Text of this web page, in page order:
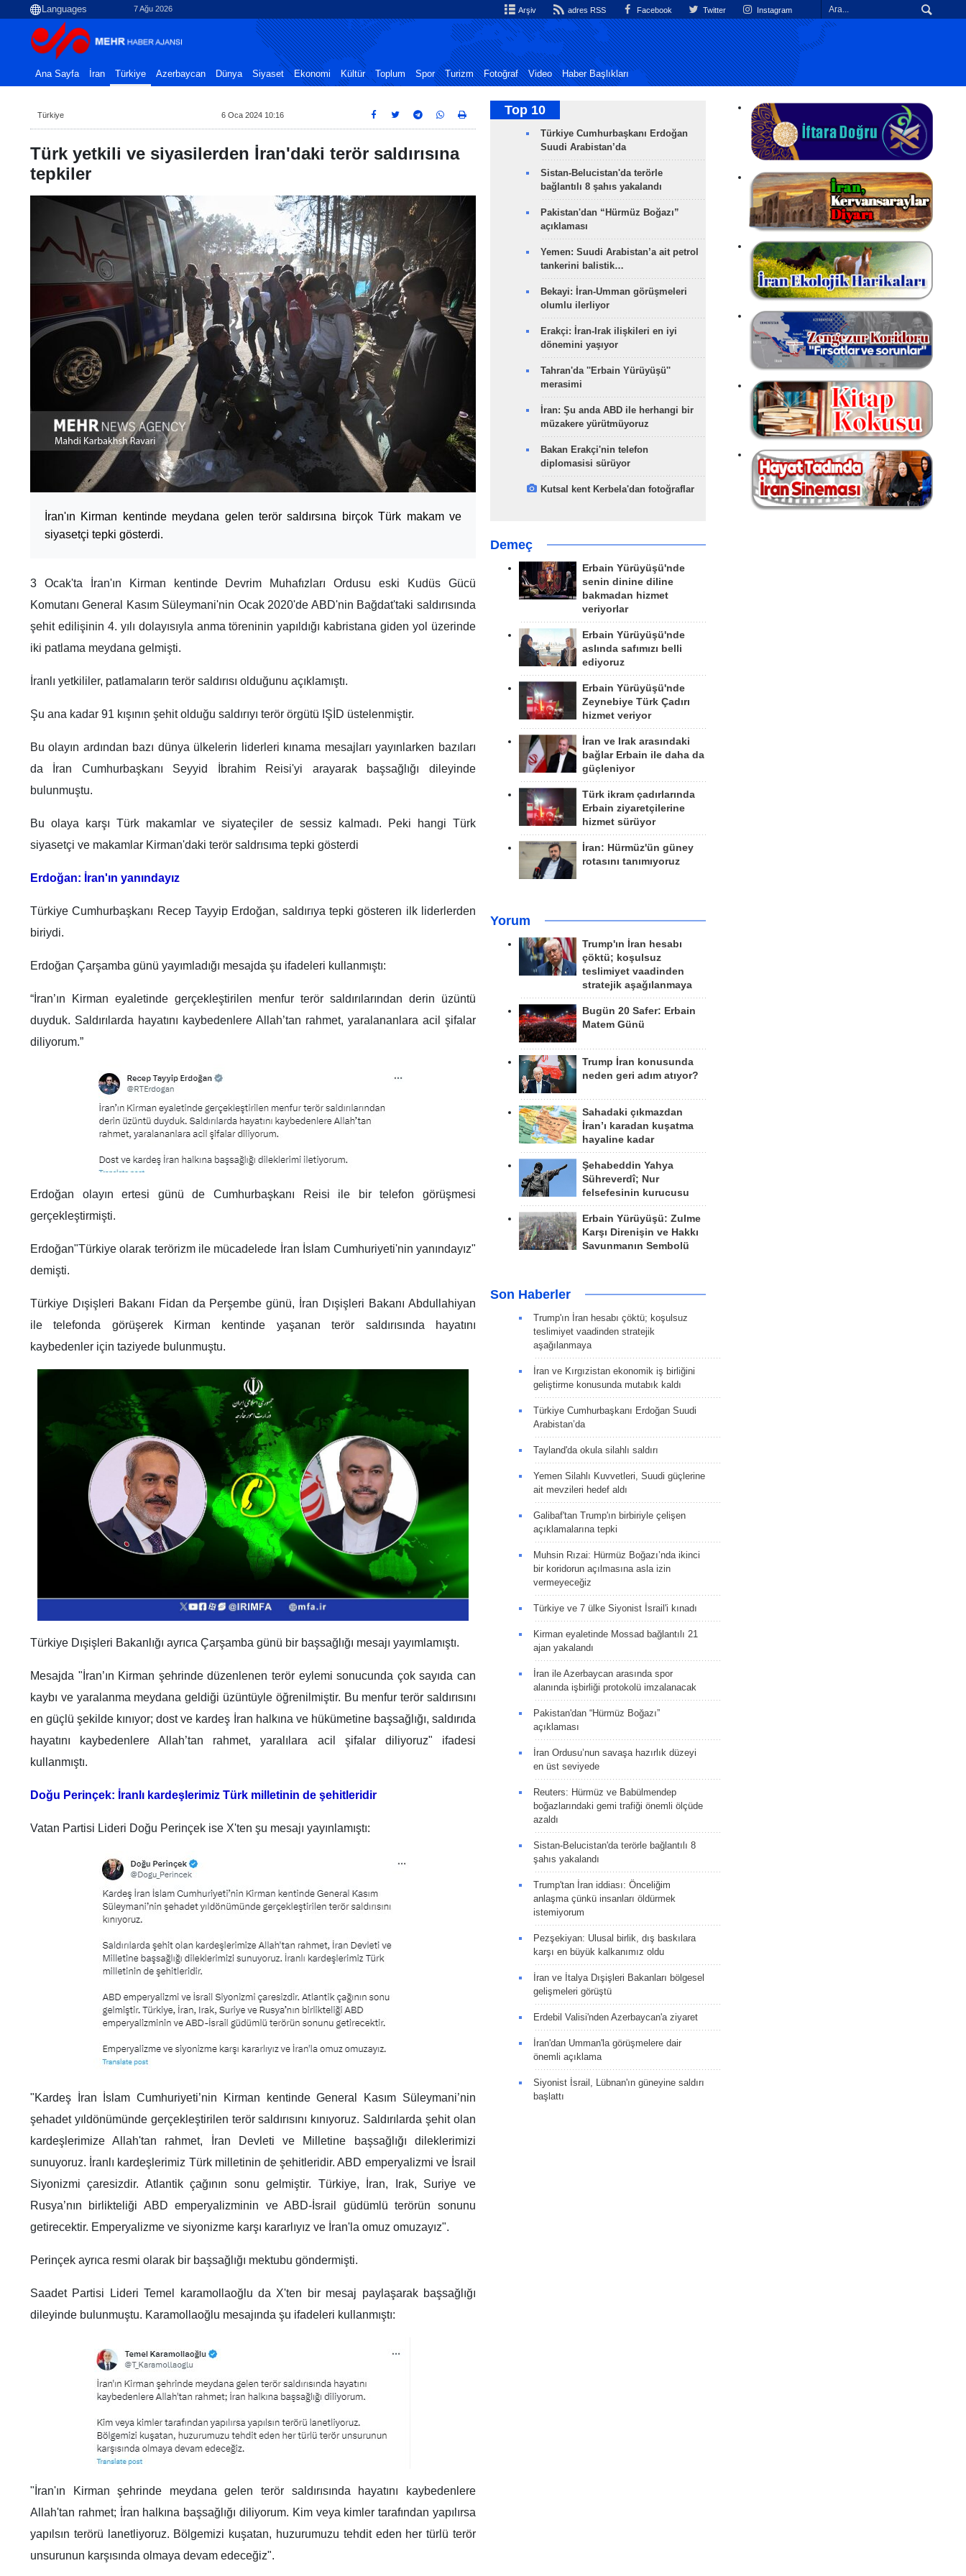
7 Ağu 2026 Arşiv adres RSS Facebook Twitter Instagram
Ana Sayfa İran Türkiye Azerbaycan Dünya Siyaset Ekonomi Kültür Toplum Spor Turizm Fotoğraf Video Haber Başlıkları
Türkiye 6 Oca 2024 10:16
Türk yetkili ve siyasilerden İran'daki terör saldırısına
tepkiler
İran'ın Kirman kentinde meydana gelen terör saldırsına birçok Türk makam ve
siyasetçi tepki gösterdi.
3 Ocak'ta İran'ın Kirman kentinde Devrim Muhafızları Ordusu eski Kudüs Gücü
Komutanı General Kasım Süleymani'nin Ocak 2020'de ABD'nin Bağdat'taki saldırısında
şehit edilişinin 4. yılı dolayısıyla anma töreninin yapıldığı kabristana giden yol üzerinde
iki patlama meydana gelmişti.
İranlı yetkililer, patlamaların terör saldırısı olduğunu açıklamıştı.
Şu ana kadar 91 kışının şehit olduğu saldırıyı terör örgütü IŞİD üstelenmiştir.
Bu olayın ardından bazı dünya ülkelerin liderleri kınama mesajları yayınlarken bazıları
da İran Cumhurbaşkanı Seyyid İbrahim Reisi'yi arayarak başsağlığı dileyinde
bulunmuştu.
Bu olaya karşı Türk makamlar ve siyateçiler de sessiz kalmadı. Peki hangi Türk
siyasetçi ve makamlar Kirman'daki terör saldrısıma tepki gösterdi
Erdoğan: İran'ın yanındayız
Türkiye Cumhurbaşkanı Recep Tayyip Erdoğan, saldırıya tepki gösteren ilk liderlerden
biriydi.
Erdoğan Çarşamba günü yayımladığı mesajda şu ifadeleri kullanmıştı:
“İran’ın Kirman eyaletinde gerçekleştirilen menfur terör saldırılarından derin üzüntü
duyduk. Saldırılarda hayatını kaybedenlere Allah’tan rahmet, yaralananlara acil şifalar
diliyorum.”
Erdoğan olayın ertesi günü de Cumhurbaşkanı Reisi ile bir telefon görüşmesi
gerçekleştirmişti.
Erdoğan"Türkiye olarak terörizm ile mücadelede İran İslam Cumhuriyeti'nin yanındayız"
demişti.
Türkiye Dışişleri Bakanı Fidan da Perşembe günü, İran Dışişleri Bakanı Abdullahiyan
ile telefonda görüşerek Kirman kentinde yaşanan terör saldırısında hayatını
kaybedenler için taziyede bulunmuştu.
Türkiye Dışişleri Bakanlığı ayrıca Çarşamba günü bir başsağlığı mesajı yayımlamıştı.
Mesajda "İran’ın Kirman şehrinde düzenlenen terör eylemi sonucunda çok sayıda can
kaybı ve yaralanma meydana geldiği üzüntüyle öğrenilmiştir. Bu menfur terör saldırısını
en güçlü şekilde kınıyor; dost ve kardeş İran halkına ve hükümetine başsağlığı, saldırıda
hayatını kaybedenlere Allah’tan rahmet, yaralılara acil şifalar diliyoruz" ifadesi
kullanmıştı.
Doğu Perinçek: İranlı kardeşlerimiz Türk milletinin de şehitleridir
Vatan Partisi Lideri Doğu Perinçek ise X'ten şu mesajı yayınlamıştı:
"Kardeş İran İslam Cumhuriyeti’nin Kirman kentinde General Kasım Süleymani’nin
şehadet yıldönümünde gerçekleştirilen terör saldırısını kınıyoruz. Saldırılarda şehit olan
kardeşlerimize Allah'tan rahmet, İran Devleti ve Milletine başsağlığı dileklerimizi
sunuyoruz. İranlı kardeşlerimiz Türk milletinin de şehitleridir. ABD emperyalizmi ve İsrail
Siyonizmi çaresizdir. Atlantik çağının sonu gelmiştir. Türkiye, İran, Irak, Suriye ve
Rusya’nın birlikteliği ABD emperyalizminin ve ABD-İsrail güdümlü terörün sonunu
getirecektir. Emperyalizme ve siyonizme karşı kararlıyız ve İran'la omuz omuzayız".
Perinçek ayrıca resmi olarak bir başsağlığı mektubu göndermişti.
Saadet Partisi Lideri Temel karamollaoğlu da X'ten bir mesaj paylaşarak başsağlığı
dileyinde bulunmuştu. Karamollaoğlu mesajında şu ifadeleri kullanmıştı:
"İran'ın Kirman şehrinde meydana gelen terör saldırısında hayatını kaybedenlere
Allah'tan rahmet; İran halkına başsağlığı diliyorum. Kim veya kimler tarafından yapılırsa
yapılsın terörü lanetliyoruz. Bölgemizi kuşatan, huzurumuzu tehdit eden her türlü terör
unsurunun karşısında olmaya devam edeceğiz".
Top 10
Türkiye Cumhurbaşkanı Erdoğan
Suudi Arabistan’da
Sistan-Belucistan'da terörle
bağlantılı 8 şahıs yakalandı
Pakistan'dan “Hürmüz Boğazı”
açıklaması
Yemen: Suudi Arabistan’a ait petrol
tankerini balistik…
Bekayi: İran-Umman görüşmeleri
olumlu ilerliyor
Erakçi: İran-Irak ilişkileri en iyi
dönemini yaşıyor
Tahran'da ''Erbain Yürüyüşü''
merasimi
İran: Şu anda ABD ile herhangi bir
müzakere yürütmüyoruz
Bakan Erakçi'nin telefon
diplomasisi sürüyor
Kutsal kent Kerbela'dan fotoğraflar
Demeç
Erbain Yürüyüşü'nde
senin dinine diline
bakmadan hizmet
veriyorlar
Erbain Yürüyüşü'nde
aslında safımızı belli
ediyoruz
Erbain Yürüyüşü'nde
Zeynebiye Türk Çadırı
hizmet veriyor
İran ve Irak arasındaki
bağlar Erbain ile daha da
güçleniyor
Türk ikram çadırlarında
Erbain ziyaretçilerine
hizmet sürüyor
İran: Hürmüz'ün güney
rotasını tanımıyoruz
Yorum
Trump'ın İran hesabı
çöktü; koşulsuz
teslimiyet vaadinden
stratejik aşağılanmaya
Bugün 20 Safer: Erbain
Matem Günü
Trump İran konusunda
neden geri adım atıyor?
Sahadaki çıkmazdan
İran’ı karadan kuşatma
hayaline kadar
Şehabeddin Yahya
Sühreverdî; Nur
felsefesinin kurucusu
Erbain Yürüyüşü: Zulme
Karşı Direnişin ve Hakkı
Savunmanın Sembolü
Son Haberler
Trump'ın İran hesabı çöktü; koşulsuz
teslimiyet vaadinden stratejik
aşağılanmaya
İran ve Kırgızistan ekonomik iş birliğini
geliştirme konusunda mutabık kaldı
Türkiye Cumhurbaşkanı Erdoğan Suudi
Arabistan’da
Tayland'da okula silahlı saldırı
Yemen Silahlı Kuvvetleri, Suudi güçlerine
ait mevzileri hedef aldı
Galibaf'tan Trump'ın birbiriyle çelişen
açıklamalarına tepki
Muhsin Rızai: Hürmüz Boğazı’nda ikinci
bir koridorun açılmasına asla izin
vermeyeceğiz
Türkiye ve 7 ülke Siyonist İsrail'i kınadı
Kirman eyaletinde Mossad bağlantılı 21
ajan yakalandı
İran ile Azerbaycan arasında spor
alanında işbirliği protokolü imzalanacak
Pakistan'dan “Hürmüz Boğazı”
açıklaması
İran Ordusu’nun savaşa hazırlık düzeyi
en üst seviyede
Reuters: Hürmüz ve Babülmendep
boğazlarındaki gemi trafiği önemli ölçüde
azaldı
Sistan-Belucistan'da terörle bağlantılı 8
şahıs yakalandı
Trump'tan İran iddiası: Önceliğim
anlaşma çünkü insanları öldürmek
istemiyorum
Pezşekiyan: Ulusal birlik, dış baskılara
karşı en büyük kalkanımız oldu
İran ve İtalya Dışişleri Bakanları bölgesel
gelişmeleri görüştü
Erdebil Valisi'nden Azerbaycan'a ziyaret
İran'dan Umman'la görüşmelere dair
önemli açıklama
Siyonist İsrail, Lübnan'ın güneyine saldırı
başlattı